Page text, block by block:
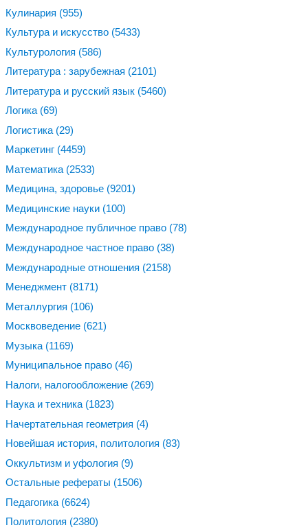
Кулинария (955)
Культура и искусство (5433)
Культурология (586)
Литература : зарубежная (2101)
Литература и русский язык (5460)
Логика (69)
Логистика (29)
Маркетинг (4459)
Математика (2533)
Медицина, здоровье (9201)
Медицинские науки (100)
Международное публичное право (78)
Международное частное право (38)
Международные отношения (2158)
Менеджмент (8171)
Металлургия (106)
Москвоведение (621)
Музыка (1169)
Муниципальное право (46)
Налоги, налогообложение (269)
Наука и техника (1823)
Начертательная геометрия (4)
Новейшая история, политология (83)
Оккультизм и уфология (9)
Остальные рефераты (1506)
Педагогика (6624)
Политология (2380)